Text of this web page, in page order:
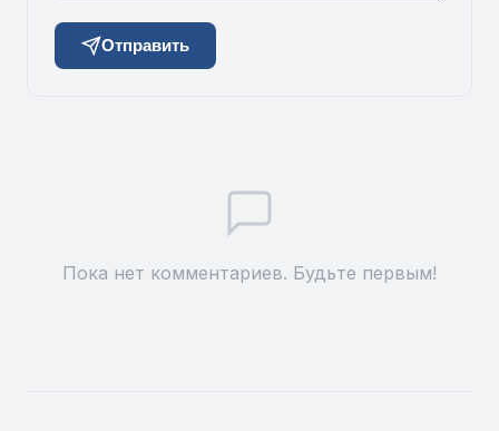
Отправить
Пока нет комментариев. Будьте первым!